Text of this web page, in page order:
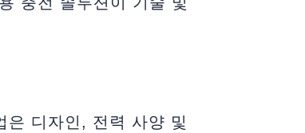
은 디자인, 전력 사양 및